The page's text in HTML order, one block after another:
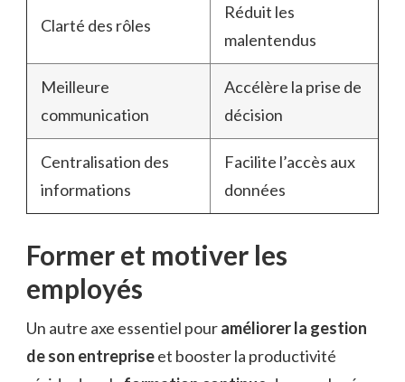
Clarté des rôles
Réduit les
malentendus
Meilleure
communication
Accélère la prise de
décision
Centralisation des
informations
Facilite l’accès aux
données
Former et motiver les
employés
Un autre axe essentiel pouraméliorer la gestion
de son entrepriseet booster la productivité